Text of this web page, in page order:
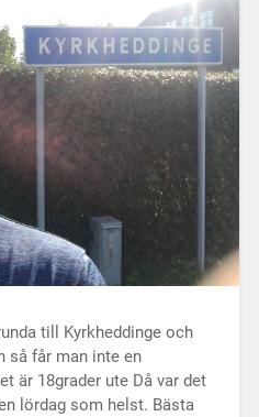
till Kyrkheddinge och
så får man inte en
är 18grader ute Då var det
lördag som helst. Bästa